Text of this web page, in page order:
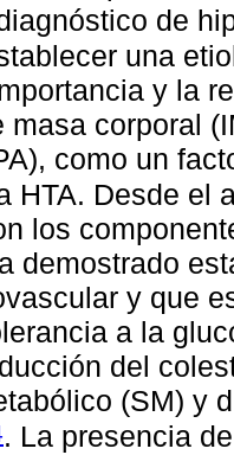
de
una
y la
masa corporal
como un
HTA. Desde el
los
demostrado
y que
a la
del
(SM) y
. La presencia